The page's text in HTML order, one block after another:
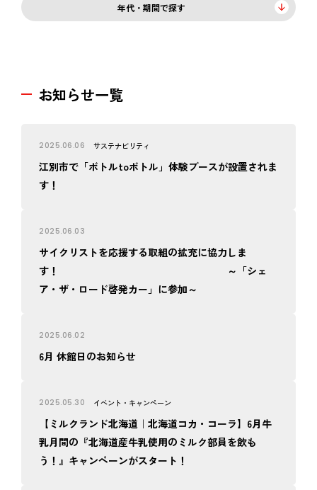
年代・期間で探す
お知らせ一覧
2025.06.06 サステナビリティ
江別市で「ボトルtoボトル」体験ブースが設置されま
す！
2025.06.03
サイクリストを応援する取組の拡充に協力しま
す！ ～「シェ
ア・ザ・ロード啓発カー」に参加～
2025.06.02
6月 休館日のお知らせ
2025.05.30 イベント・キャンペーン
【ミルクランド北海道｜北海道コカ・コーラ】6月牛
乳月間の『北海道産牛乳使用のミルク部員を飲も
う！』キャンペーンがスタート！